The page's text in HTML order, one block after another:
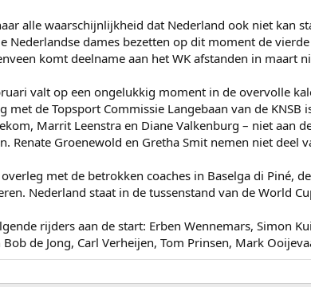
alle waarschijnlijkheid dat Nederland ook niet kan
Nederlandse dames bezetten op dit moment de
komt deelname aan het WK afstanden in maart
valt op een ongelukkig moment in de overvolle
de Topsport Commissie Langebaan van de KNSB
Marrit Leenstra en Diane Valkenburg – niet aan
Renate Groenewold en Gretha Smit nemen niet deel
met de betrokken coaches in Baselga di Piné,
Nederland staat in de tussenstand van de World
rijders aan de start: Erben Wennemars, Simon
de Jong, Carl Verheijen, Tom Prinsen, Mark